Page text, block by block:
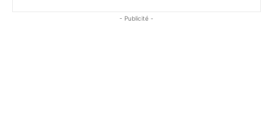
- Publicité -